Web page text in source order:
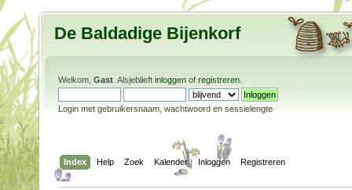
De Baldadige Bijenkorf
Welkom, Gast . Alsjeblieft inloggen of registreren
Login met gebruikersnaam, wachtwoord en sessielengte
Index Help Zoek Kalender Inloggen Registreren